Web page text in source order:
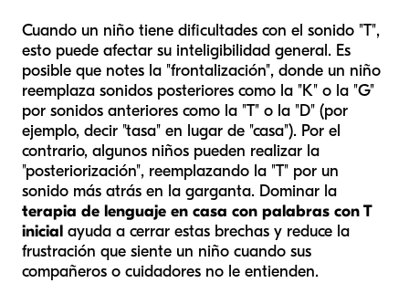
Cuando un niño tiene dificultades con el sonido "T",
esto puede afectar su inteligibilidad general. Es
posible que notes la "frontalización", donde un niño
reemplaza sonidos posteriores como la "K" o la "G"
por sonidos anteriores como la "T" o la "D" (por
ejemplo, decir "tasa" en lugar de "casa"). Por el
contrario, algunos niños pueden realizar la
"posteriorización", reemplazando la "T" por un
sonido más atrás en la garganta. Dominar la
terapia de lenguaje en casa con palabras con T
inicial ayuda a cerrar estas brechas y reduce la
frustración que siente un niño cuando sus
compañeros o cuidadores no le entienden.